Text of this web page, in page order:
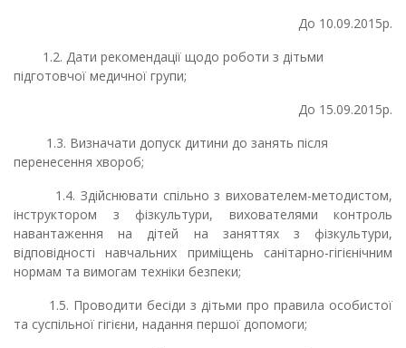
До 10.09.2015р.
1.2. Дати рекомендації щодо роботи з дітьми
підготовчої медичної групи;
До 15.09.2015р.
1.3. Визначати допуск дитини до занять після
перенесення хвороб;
1.4. Здійснювати спільно з вихователем-методистом,
інструктором з фізкультури, вихователями контроль
навантаження на дітей на заняттях з фізкультури,
відповідності навчальних приміщень санітарно-гігієнічним
нормам та вимогам техніки безпеки;
1.5. Проводити бесіди з дітьми про правила особистої
та суспільної гігієни, надання першої допомоги;